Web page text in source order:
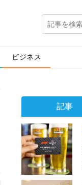
ビジネス
記事